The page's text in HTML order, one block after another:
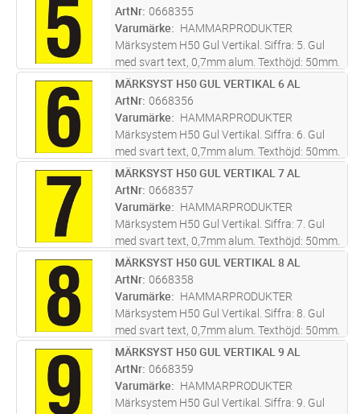
bottenplatta 0668510. Screentryckt samt
skyddslackad med klarlack för...läs mer
ArtNr 0668355
Varumärke
HAMMARPRODUKTER
Märksystem H50 Gul Vertikal. Siffra: 5. Gul
med svart text, 0,7mm alum. Texthöjd: 50mm.
Skylt tecken anpassat att skapa text med
bottenplatta 0668510. Screentryckt samt
skyddslackad med klarlack för...läs mer
ST Lägg i kundvagn
MÄRKSYST H50 GUL VERTIKAL 6 AL
ArtNr 0668356
Varumärke
HAMMARPRODUKTER
Märksystem H50 Gul Vertikal. Siffra: 6. Gul
med svart text, 0,7mm alum. Texthöjd: 50mm.
Skylt tecken anpassat att skapa text med
bottenplatta 0668510. Screentryckt samt
skyddslackad med klarlack för...läs mer
ST Lägg i kundvagn
MÄRKSYST H50 GUL VERTIKAL 7 AL
ArtNr 0668357
Varumärke
HAMMARPRODUKTER
Märksystem H50 Gul Vertikal. Siffra: 7. Gul
med svart text, 0,7mm alum. Texthöjd: 50mm.
Skylt tecken anpassat att skapa text med
bottenplatta 0668510. Screentryckt samt
skyddslackad med klarlack för...läs mer
ST Lägg i kundvagn
MÄRKSYST H50 GUL VERTIKAL 8 AL
ArtNr 0668358
Varumärke
HAMMARPRODUKTER
Märksystem H50 Gul Vertikal. Siffra: 8. Gul
med svart text, 0,7mm alum. Texthöjd: 50mm.
Skylt tecken anpassat att skapa text med
bottenplatta 0668510. Screentryckt samt
skyddslackad med klarlack för...läs mer
ST Lägg i kundvagn
MÄRKSYST H50 GUL VERTIKAL 9 AL
ArtNr 0668359
Varumärke
HAMMARPRODUKTER
Märksystem H50 Gul Vertikal. Siffra: 9. Gul